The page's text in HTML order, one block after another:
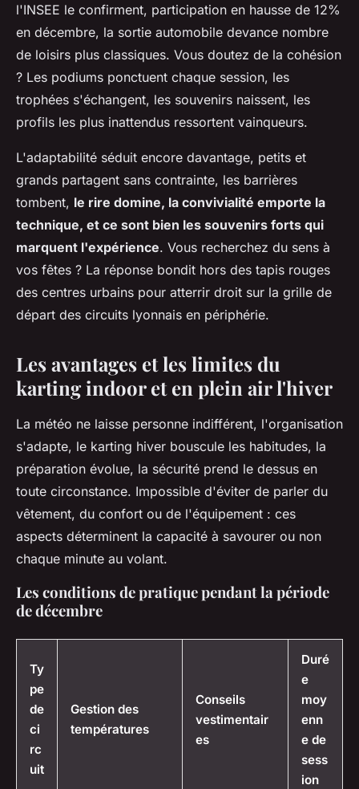
l'INSEE le confirment, participation en hausse de 12%
en décembre, la sortie automobile devance nombre
de loisirs plus classiques. Vous doutez de la cohésion
? Les podiums ponctuent chaque session, les
trophées s'échangent, les souvenirs naissent, les
profils les plus inattendus ressortent vainqueurs.
L'adaptabilité séduit encore davantage, petits et
grands partagent sans contrainte, les barrières
tombent, le rire domine, la convivialité emporte la
technique, et ce sont bien les souvenirs forts qui
marquent l'expérience. Vous recherchez du sens à
vos fêtes ? La réponse bondit hors des tapis rouges
des centres urbains pour atterrir droit sur la grille de
départ des circuits lyonnais en périphérie.
Les avantages et les limites du
karting indoor et en plein air l'hiver
La météo ne laisse personne indifférent, l'organisation
s'adapte, le karting hiver bouscule les habitudes, la
préparation évolue, la sécurité prend le dessus en
toute circonstance. Impossible d'éviter de parler du
vêtement, du confort ou de l'équipement : ces
aspects déterminent la capacité à savourer ou non
chaque minute au volant.
Les conditions de pratique pendant la période
de décembre
Ty
pe
de
ci
rc
uit
Gestion des
températures
Conseils
vestimentair
es
Duré
e
moy
enn
e de
sess
ion